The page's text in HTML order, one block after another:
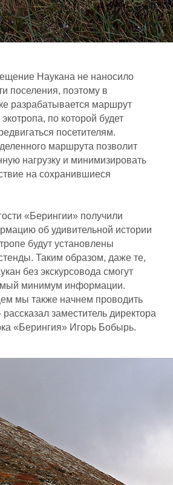
Наукана не наносило
поселения, поэтому в
разрабатывается маршрут
по которой будет
посетителям.
маршрута позволит
нагрузку и минимизировать
на сохранившиеся
«Берингии» получили
об удивительной истории
будут установлены
Таким образом, даже те,
без экскурсовода смогут
минимум информации.
мы также начнем проводить
рассказал заместитель директора
«Берингия» Игорь Бобырь.